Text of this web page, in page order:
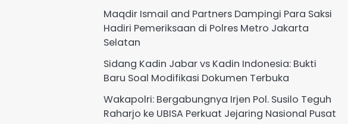
Maqdir Ismail and Partners Dampingi Para Saksi
Hadiri Pemeriksaan di Polres Metro Jakarta
Selatan
Sidang Kadin Jabar vs Kadin Indonesia: Bukti
Baru Soal Modifikasi Dokumen Terbuka
Wakapolri: Bergabungnya Irjen Pol. Susilo Teguh
Raharjo ke UBISA Perkuat Jejaring Nasional Pusat